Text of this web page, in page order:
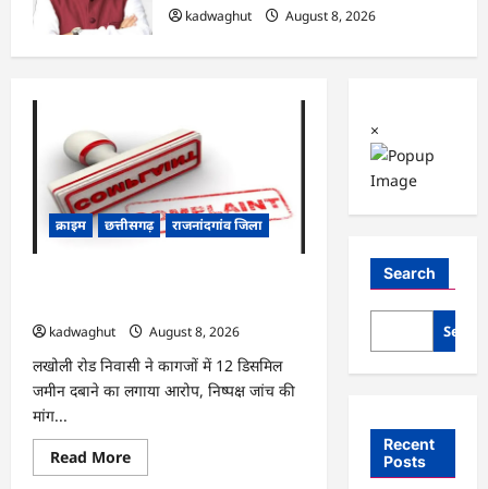
kadwaghut
August 8, 2026
क्राइम छत्तीसगढ़ राजनांदगांव जिला
kadwaghut
August 8, 2026
लखोली रोड निवासी ने कागजों में 12 डिसमिल
जमीन दबाने का लगाया आरोप, निष्पक्ष जांच की
मांग...
Read MoreRead
more
×
Search
Recent
Posts